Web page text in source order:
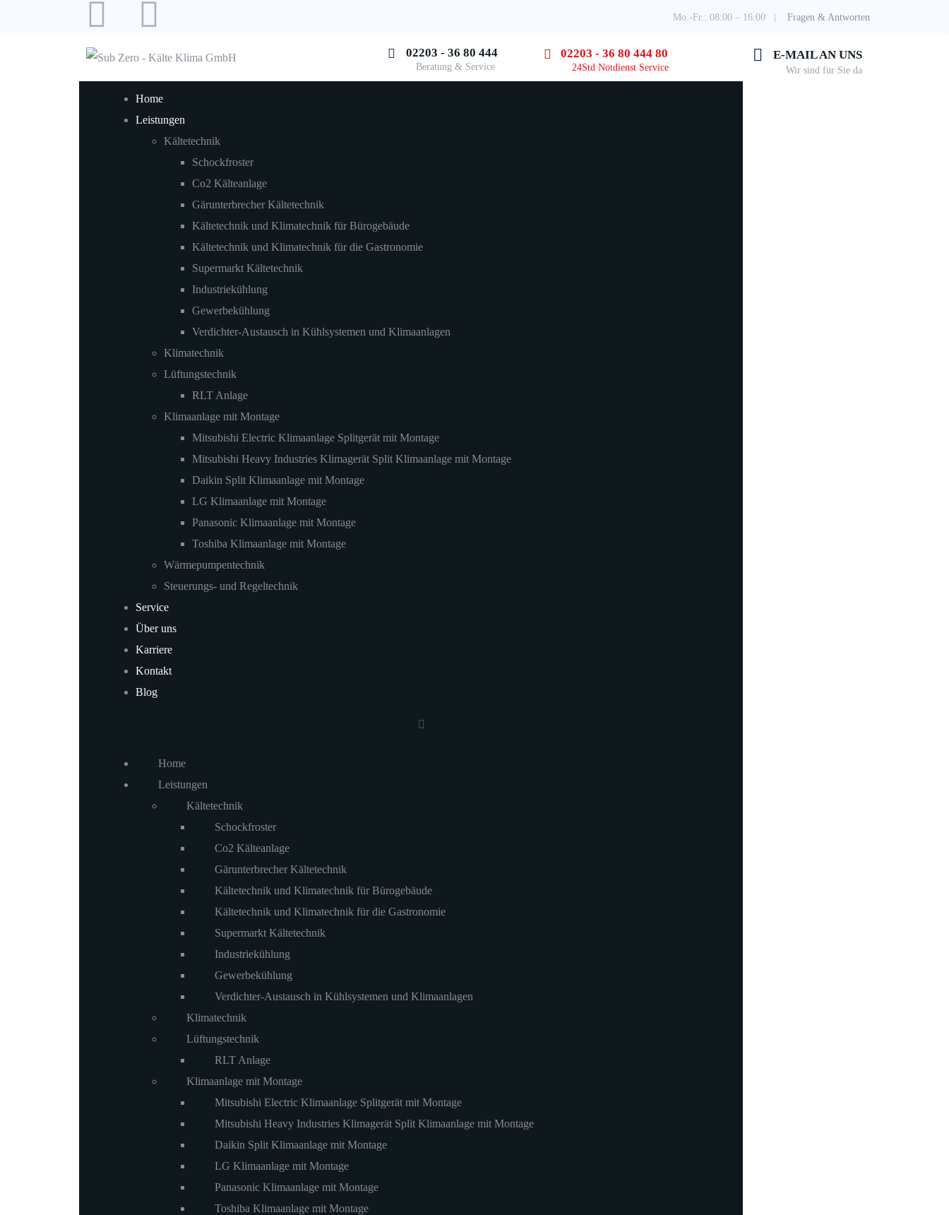
Mo.-Fr.: 08:00 – 16:00 | Fragen & Antworten
02203 - 36 80 444
Beratung & Service
02203 - 36 80 444 80
24Std Notdienst Service
E-MAIL AN UNS
Wir sind für Sie da
Home
Leistungen
Kältetechnik
Schockfroster
Co2 Kälteanlage
Gärunterbrecher Kältetechnik
Kältetechnik und Klimatechnik für Bürogebäude
Kältetechnik und Klimatechnik für die Gastronomie
Supermarkt Kältetechnik
Industriekühlung
Gewerbekühlung
Verdichter-Austausch in Kühlsystemen und Klimaanlagen
Klimatechnik
Lüftungstechnik
RLT Anlage
Klimaanlage mit Montage
Mitsubishi Electric Klimaanlage Splitgerät mit Montage
Mitsubishi Heavy Industries Klimagerät Split Klimaanlage mit Montage
Daikin Split Klimaanlage mit Montage
LG Klimaanlage mit Montage
Panasonic Klimaanlage mit Montage
Toshiba Klimaanlage mit Montage
Wärmepumpentechnik
Steuerungs- und Regeltechnik
Service
Über uns
Karriere
Kontakt
Blog
Home
Leistungen
Kältetechnik
Schockfroster
Co2 Kälteanlage
Gärunterbrecher Kältetechnik
Kältetechnik und Klimatechnik für Bürogebäude
Kältetechnik und Klimatechnik für die Gastronomie
Supermarkt Kältetechnik
Industriekühlung
Gewerbekühlung
Verdichter-Austausch in Kühlsystemen und Klimaanlagen
Klimatechnik
Lüftungstechnik
RLT Anlage
Klimaanlage mit Montage
Mitsubishi Electric Klimaanlage Splitgerät mit Montage
Mitsubishi Heavy Industries Klimagerät Split Klimaanlage mit Montage
Daikin Split Klimaanlage mit Montage
LG Klimaanlage mit Montage
Panasonic Klimaanlage mit Montage
Toshiba Klimaanlage mit Montage